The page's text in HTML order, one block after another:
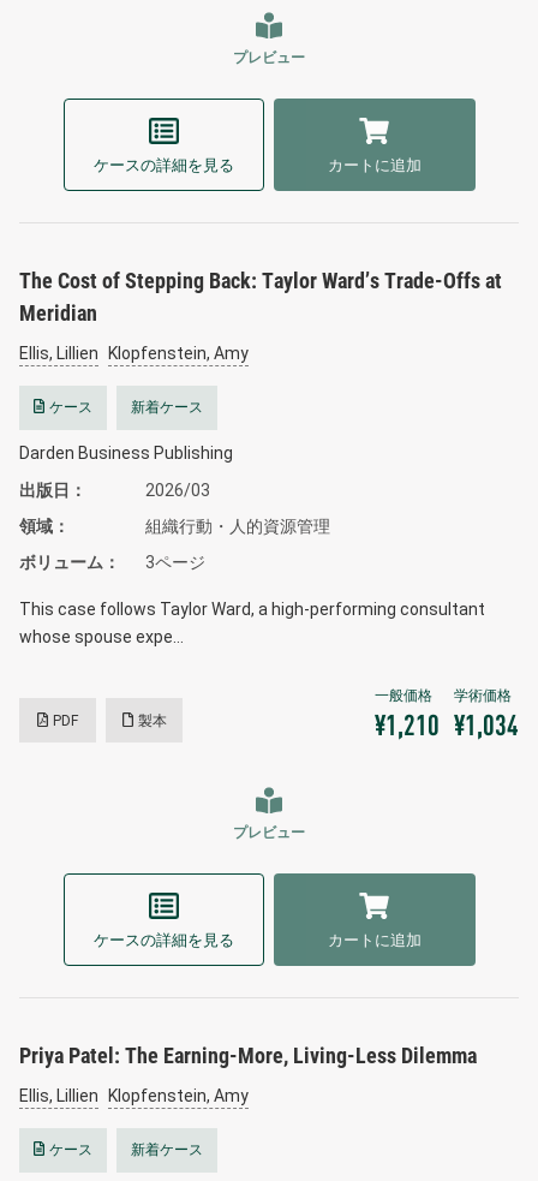
プレビュー
ケースの詳細を見る カートに追加
The Cost of Stepping Back: Taylor Ward’s Trade-Offs at
Meridian
Ellis, Lillien Klopfenstein, Amy
ケース 新着ケース
Darden Business Publishing
出版日
2026/03
領域
組織行動・人的資源管理
ボリューム
3ページ
This case follows Taylor Ward, a high-performing consultant
whose spouse expe…
PDF 製本 ¥1,210 ¥1,034
プレビュー
ケースの詳細を見る カートに追加
Priya Patel: The Earning-More, Living-Less Dilemma
Ellis, Lillien Klopfenstein, Amy
ケース 新着ケース